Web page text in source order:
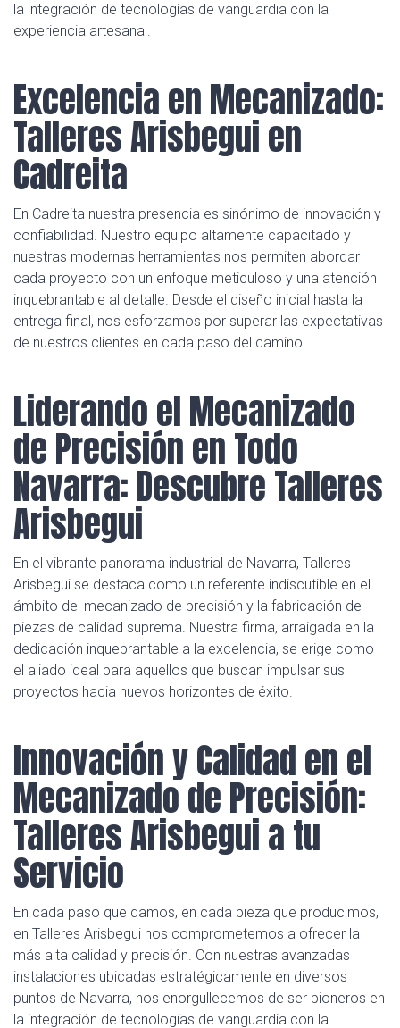
la integración de tecnologías de vanguardia con la
experiencia artesanal.
Excelencia en Mecanizado:
Talleres Arisbegui en
Cadreita
En Cadreita nuestra presencia es sinónimo de innovación y
confiabilidad. Nuestro equipo altamente capacitado y
nuestras modernas herramientas nos permiten abordar
cada proyecto con un enfoque meticuloso y una atención
inquebrantable al detalle. Desde el diseño inicial hasta la
entrega final, nos esforzamos por superar las expectativas
de nuestros clientes en cada paso del camino.
Liderando el Mecanizado
de Precisión en Todo
Navarra: Descubre Talleres
Arisbegui
En el vibrante panorama industrial de Navarra, Talleres
Arisbegui se destaca como un referente indiscutible en el
ámbito del mecanizado de precisión y la fabricación de
piezas de calidad suprema. Nuestra firma, arraigada en la
dedicación inquebrantable a la excelencia, se erige como
el aliado ideal para aquellos que buscan impulsar sus
proyectos hacia nuevos horizontes de éxito.
Innovación y Calidad en el
Mecanizado de Precisión:
Talleres Arisbegui a tu
Servicio
En cada paso que damos, en cada pieza que producimos,
en Talleres Arisbegui nos comprometemos a ofrecer la
más alta calidad y precisión. Con nuestras avanzadas
instalaciones ubicadas estratégicamente en diversos
puntos de Navarra, nos enorgullecemos de ser pioneros en
la integración de tecnologías de vanguardia con la